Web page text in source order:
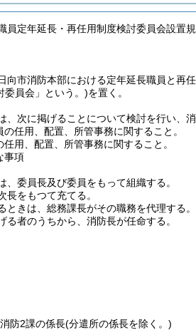
員定年延長・再任用制度検討委員会設置
向市消防本部における定年延長職員と再
委員会」という。)を置く。
、次に掲げることについて検討を行い、消
の任用、配置、所管事務に関すること。
用、配置、所管事務に関すること。
事項
、委員長及び委員をもって組織する。
長をもつて充てる。
ときは、総務課長がその職務を代理する。
る者のうちから、消防長が任命する。
防2課の係長(分遣所の係長を除く。)